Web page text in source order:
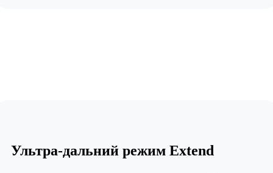
Ультра-дальний режим Extend